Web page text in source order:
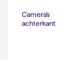
Camera's
achterkant